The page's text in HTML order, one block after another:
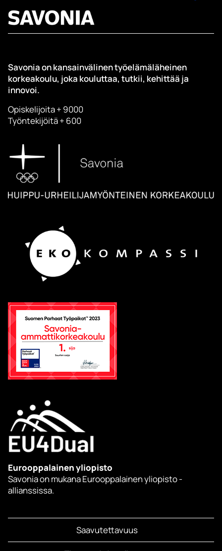
Savonia on kansainvälinen työelämäläheinen
korkeakoulu, joka kouluttaa, tutkii, kehittää ja
innovoi.
Opiskelijoita + 9000
Työntekijöitä + 600
Eurooppalainen yliopisto
Savonia on mukana Eurooppalainen yliopisto -
allianssissa.
Saavutettavuus